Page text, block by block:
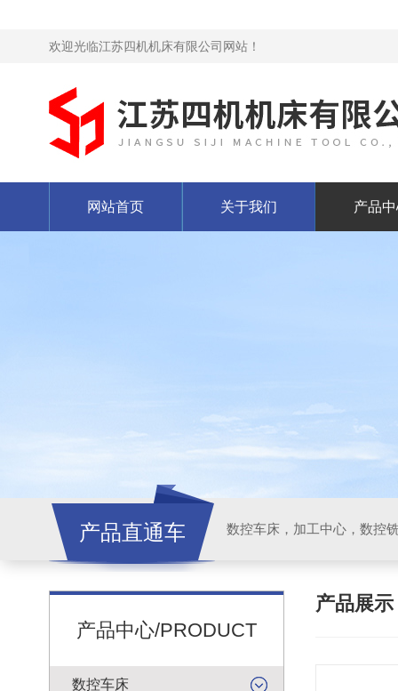
欢迎光临江苏四机机床有限公司网站！
网站首页 关于我们 产品
产品直通车
产品中心/PRODUCT
数控车床
产品展示